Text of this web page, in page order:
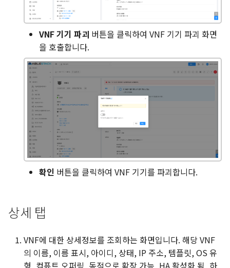
VNF 기기 파괴 버튼을 클릭하여 VNF 기기 파괴 화면
을 호출합니다.
확인 버튼을 클릭하여 VNF 기기를 파괴합니다.
상세 탭
VNF에 대한 상세정보를 조회하는 화면입니다. 해당 VNF
의 이름, 이름 표시, 아이디, 상태, IP 주소, 템플릿, OS 유